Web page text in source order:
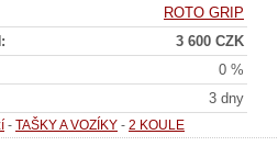
ROTO GRIP
3 600 CZK
0 %
3 dny
- TAŠKY A VOZÍKY - 2 KOULE